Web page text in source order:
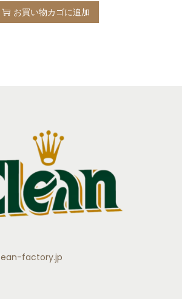
お買い物カゴに追加
factory.jp